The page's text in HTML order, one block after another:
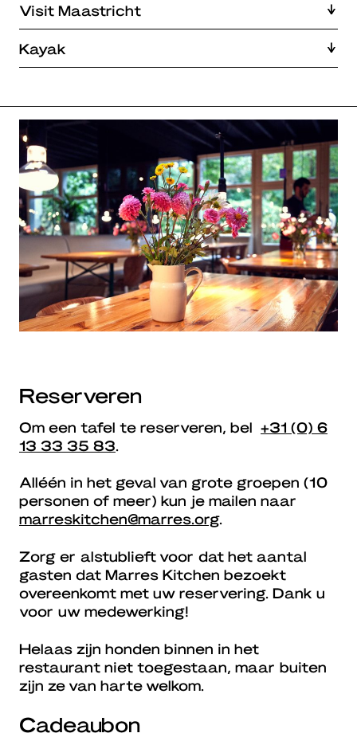
Visit Maastricht
Kayak
Reserveren
Om een tafel te reserveren, bel +31 (0) 6
13 33 35 83
Alléén in het geval van grote groepen (10
personen of meer) kun je mailen naar
marreskitchen@marres.org.
Zorg er alstublieft voor dat het aantal
gasten dat Marres Kitchen bezoekt
overeenkomt met uw reservering. Dank u
voor uw medewerking!
Helaas zijn honden binnen in het
restaurant niet toegestaan, maar buiten
zijn ze van harte welkom.
Cadeaubon